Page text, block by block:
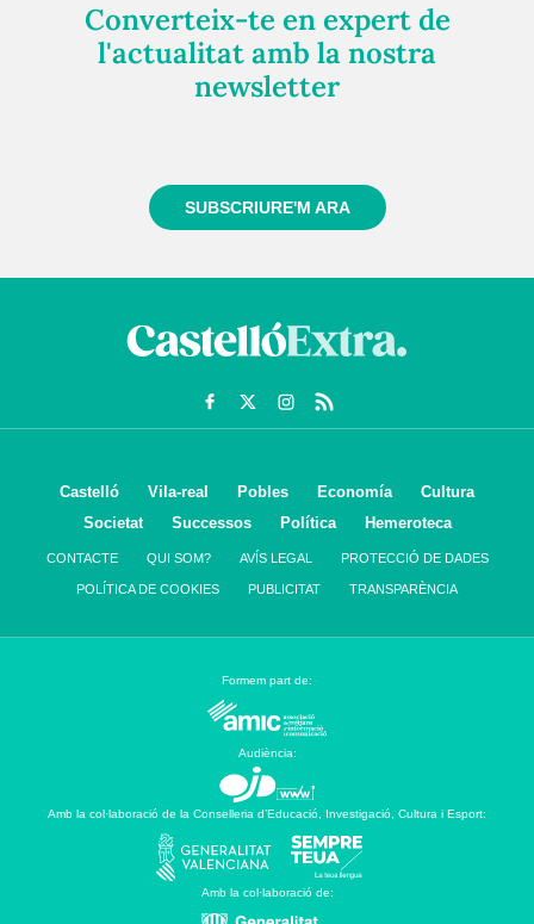
Converteix-te en expert de
l'actualitat amb la nostra
newsletter
SUBSCRIURE'M ARA
Castelló Vila-real Pobles Economía
Cultura
Societat
Successos Política Hemeroteca
CONTACTE QUI SOM? AVÍS LEGAL PROTECCIÓ DE DADES
POLÍTICA DE COOKIES PUBLICITAT TRANSPARÈNCIA
Formem part de:
Audiència:
Amb la col·laboració de la Conselleria d’Educació, Investigació, Cultura i Esport:
Amb la col·laboració de: